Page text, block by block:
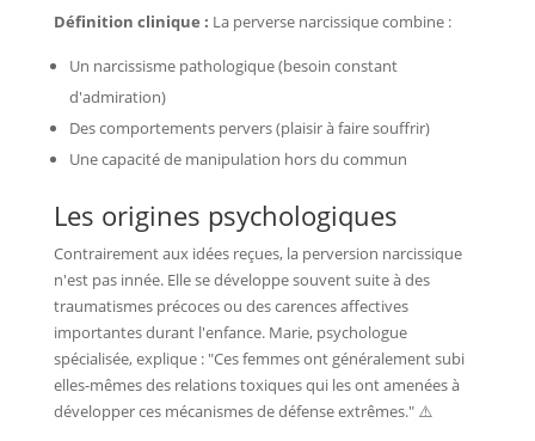
Définition clinique : La perverse narcissique combine :
Un narcissisme pathologique (besoin constant
d'admiration)
Des comportements pervers (plaisir à faire souffrir)
Une capacité de manipulation hors du commun
Les origines psychologiques
Contrairement aux idées reçues, la perversion narcissique
n'est pas innée. Elle se développe souvent suite à des
traumatismes précoces ou des carences affectives
importantes durant l'enfance. Marie, psychologue
spécialisée, explique : "Ces femmes ont généralement subi
elles-mêmes des relations toxiques qui les ont amenées à
développer ces mécanismes de défense extrêmes." ⚠️